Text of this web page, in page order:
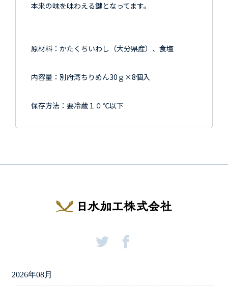
本来の味を味わえる鍵となってます。
原材料：かたくちいわし（大分県産）、食塩
内容量：別府湾ちりめん30ｇ×8個入
保存方法：要冷蔵１０℃以下
2026年08月